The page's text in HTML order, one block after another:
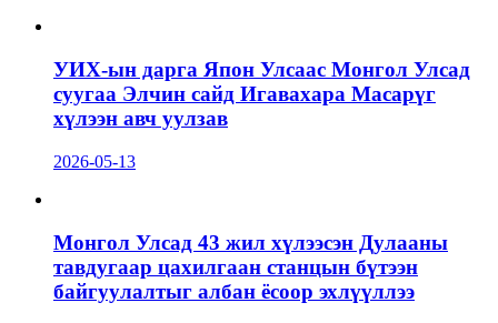
УИХ-ын дарга Япон Улсаас Монгол Улсад
суугаа Элчин сайд Игавахара Масарүг
хүлээн авч уулзав
2026-05-13
Монгол Улсад 43 жил хүлээсэн Дулааны
тавдугаар цахилгаан станцын бүтээн
байгуулалтыг албан ёсоор эхлүүллээ